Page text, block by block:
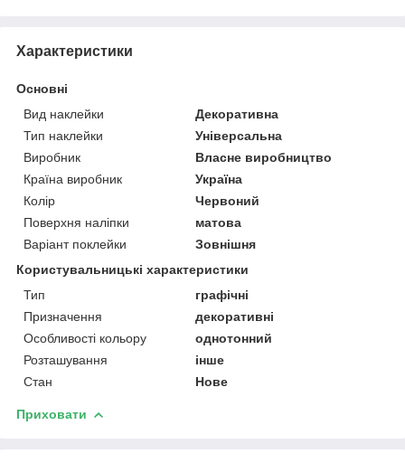
Характеристики
Основні
Вид наклейки
Декоративна
Тип наклейки
Універсальна
Виробник
Власне виробництво
Країна виробник
Україна
Колір
Червоний
Поверхня наліпки
матова
Варіант поклейки
Зовнішня
Користувальницькі характеристики
Тип
графічні
Призначення
декоративні
Особливості кольору
однотонний
Розташування
інше
Стан
Нове
Приховати